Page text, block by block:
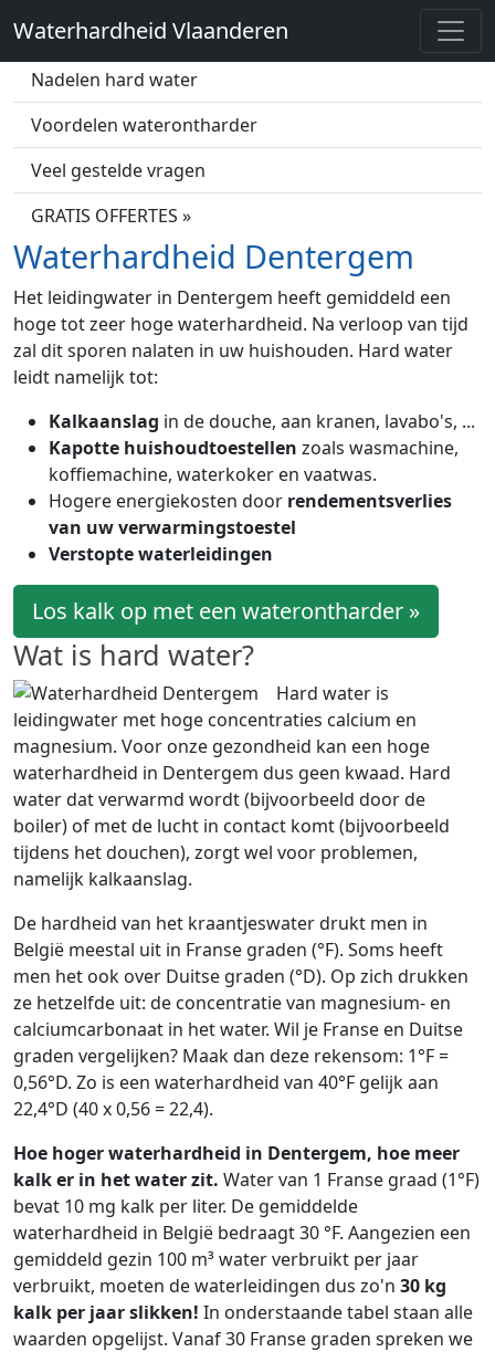
Waterhardheid Vlaanderen
Wat is hard water?
Nadelen hard water
Voordelen waterontharder
Veel gestelde vragen
GRATIS OFFERTES »
Waterhardheid Dentergem
Het leidingwater in Dentergem heeft gemiddeld een
hoge tot zeer hoge waterhardheid. Na verloop van tijd
zal dit sporen nalaten in uw huishouden. Hard water
leidt namelijk tot:
Kalkaanslag in de douche, aan kranen, lavabo's, ...
Kapotte huishoudtoestellen zoals wasmachine,
koffiemachine, waterkoker en vaatwas.
Hogere energiekosten door rendementsverlies
van uw verwarmingstoestel
Verstopte waterleidingen
Los kalk op met een waterontharder »
Wat is hard water?
Hard water is
leidingwater met hoge concentraties calcium en
magnesium. Voor onze gezondheid kan een hoge
waterhardheid in Dentergem dus geen kwaad. Hard
water dat verwarmd wordt (bijvoorbeeld door de
boiler) of met de lucht in contact komt (bijvoorbeeld
tijdens het douchen), zorgt wel voor problemen,
namelijk kalkaanslag.
De hardheid van het kraantjeswater drukt men in
België meestal uit in Franse graden (°F). Soms heeft
men het ook over Duitse graden (°D). Op zich drukken
ze hetzelfde uit: de concentratie van magnesium- en
calciumcarbonaat in het water. Wil je Franse en Duitse
graden vergelijken? Maak dan deze rekensom: 1°F =
0,56°D. Zo is een waterhardheid van 40°F gelijk aan
22,4°D (40 x 0,56 = 22,4).
Hoe hoger waterhardheid in Dentergem, hoe meer
kalk er in het water zit. Water van 1 Franse graad (1°F)
bevat 10 mg kalk per liter. De gemiddelde
waterhardheid in België bedraagt 30 °F. Aangezien een
gemiddeld gezin 100 m³ water verbruikt per jaar
verbruikt, moeten de waterleidingen dus zo'n 30 kg
kalk per jaar slikken! In onderstaande tabel staan alle
waarden opgelijst. Vanaf 30 Franse graden spreken we